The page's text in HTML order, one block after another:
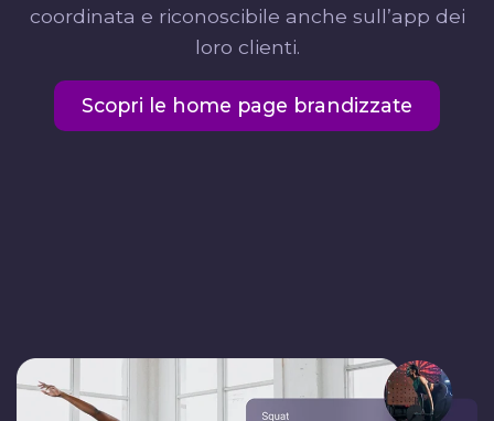
coordinata e riconoscibile anche sull’app dei
loro clienti.
Scopri le home page brandizzate